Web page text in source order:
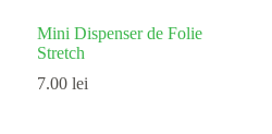
Mini Dispenser de Folie
Stretch
7.00lei